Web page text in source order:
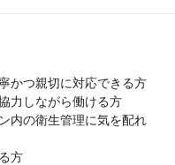
かつ親切に対応できる方
力しながら働ける方
内の衛生管理に気を配れ
方